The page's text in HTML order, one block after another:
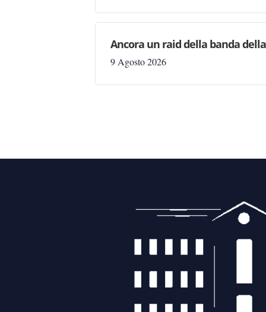
Ancora un raid della banda
9 Agosto 2026